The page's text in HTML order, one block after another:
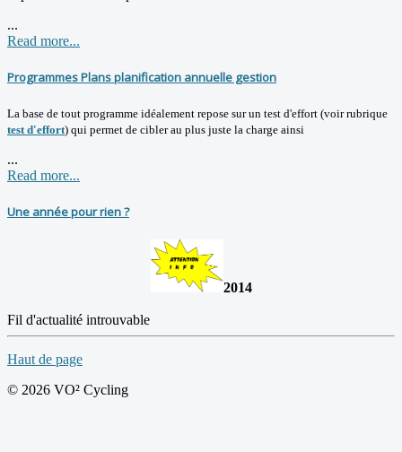
...
Read more...
Programmes Plans planification annuelle gestion
La base de tout programme idéalement repose sur un test d'effort (voir rubrique
test d'effort) qui permet de cibler au plus juste la charge ainsi
...
Read more...
Une année pour rien ?
2014
Fil d'actualité introuvable
Haut de page
© 2026 VO² Cycling